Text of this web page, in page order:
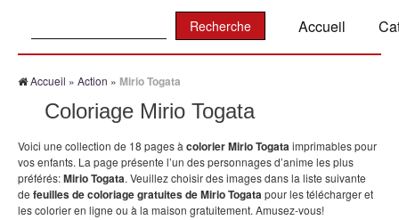
Accueil
Accueil » Action » Mirio Togata
Coloriage Mirio Togata
Voici une collection de 18 pages à colorier Mirio Togataimprimables pour
vos enfants. La page présente l’un des personnages d’anime les plus
préférés:Mirio Togata. Veuillez choisir des images dans la liste suivante
de feuilles de coloriage gratuites de Mirio Togatapour les télécharger et
les colorier en ligne ou à la maison gratuitement. Amusez-vous!